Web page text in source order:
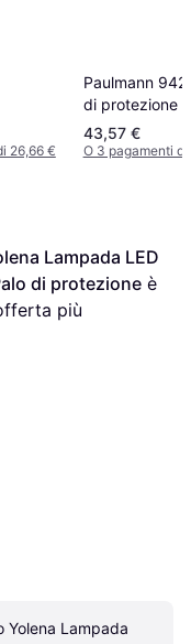
26,66 €
Paulmann
di protezione
43,57 €
O 3 pagamenti di
Lampada LED
di protezione
più
Yolena Lampada